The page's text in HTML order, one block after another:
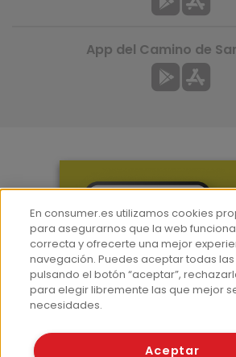
Hemeroteca
Contacto
Prensa
Corpus Lingüístico
App del Camino de
© Fundación EROSKI
En consumer.es utilizamos cookies
para asegurarnos que la web
correcta y ofrecerte una mejor
navegación. Puedes aceptar todas
pulsando el botón “aceptar”,
para elegir libremente las que mejor
necesidades.
Aceptar